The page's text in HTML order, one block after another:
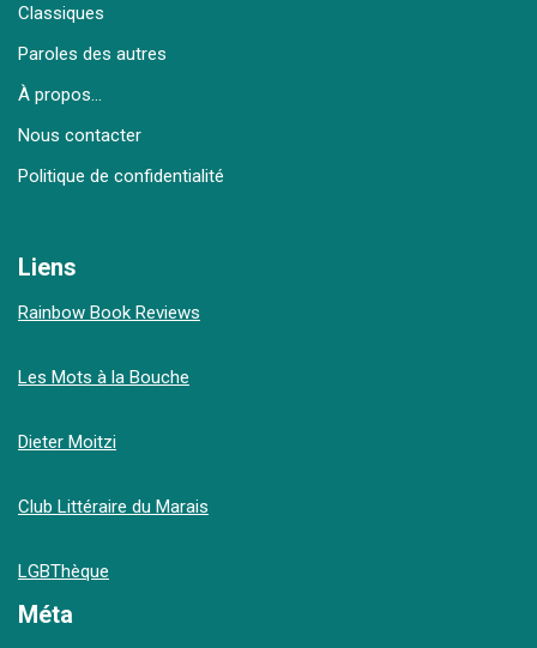
Classiques
Paroles des autres
À propos…
Nous contacter
Politique de confidentialité
Liens
Rainbow Book Reviews
Les Mots à la Bouche
Dieter Moitzi
Club Littéraire du Marais
LGBThèque
Méta